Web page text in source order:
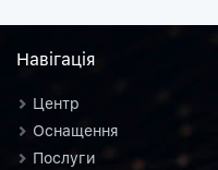
Навiгацiя
Центр
Оснащення
Послуги